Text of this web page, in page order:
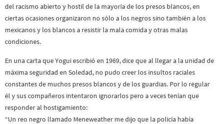
del racismo abierto y hostil de la mayoría de los presos blancos, en
ciertas ocasiones organizaron no sólo a los negros sino también a los
mexicanos y los blancos a resistir la mala comida y otras malas
condiciones.
En una carta que Yogui escribió en 1969, dice que al llegar a la unidad de
máxima seguridad en Soledad, no pudo creer los insultos raciales
constantes de muchos presos blancos y de los guardias. Por lo regular
él y sus compañeros intentaron ignorarlos pero a veces tenían que
responder al hostigamiento:
“Un reo negro llamado Meneweather me dijo que la policía había